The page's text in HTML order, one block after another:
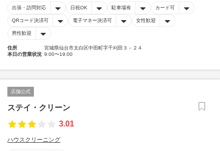
出張・訪問対応 日祝OK 駐車場有 カード可
QRコード決済可 電子マネー決済可 女性歓迎
男性歓迎
住所
宮城県仙台市太白区中田町字千刈田３－２４
本日の営業状況 9:00〜19:00
店舗公式
ステイ・クリーン
3.01
ハウスクリーニング